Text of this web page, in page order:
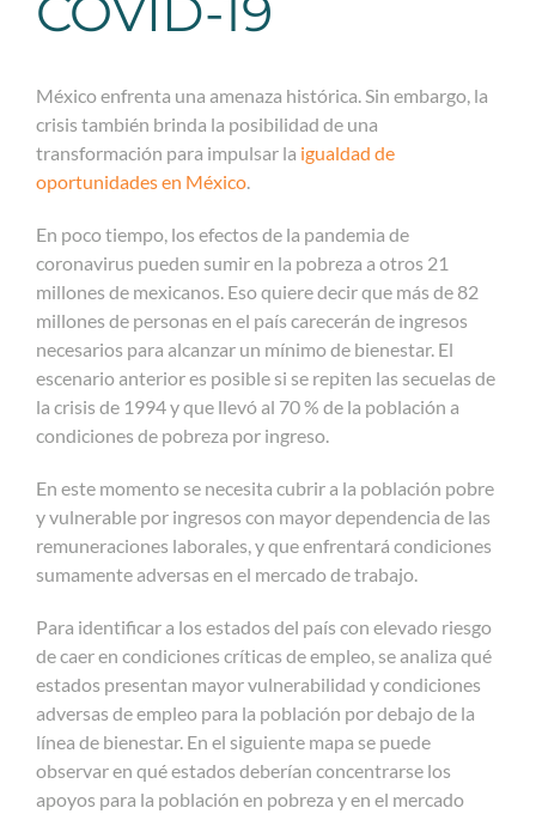
México enfrenta una amenaza histórica. Sin embargo, la
crisis también brinda la posibilidad de una
transformación para impulsar la igualdad de
oportunidades en México.
En poco tiempo, los efectos de la pandemia de
coronavirus pueden sumir en la pobreza a otros 21
millones de mexicanos. Eso quiere decir que más de 82
millones de personas en el país carecerán de ingresos
necesarios para alcanzar un mínimo de bienestar. El
escenario anterior es posible si se repiten las secuelas de
la crisis de 1994 y que llevó al 70 % de la población a
condiciones de pobreza por ingreso.
En este momento se necesita cubrir a la población pobre
y vulnerable por ingresos con mayor dependencia de las
remuneraciones laborales, y que enfrentará condiciones
sumamente adversas en el mercado de trabajo.
Para identificar a los estados del país con elevado riesgo
de caer en condiciones críticas de empleo, se analiza qué
estados presentan mayor vulnerabilidad y condiciones
adversas de empleo para la población por debajo de la
línea de bienestar. En el siguiente mapa se puede
observar en qué estados deberían concentrarse los
apoyos para la población en pobreza y en el mercado